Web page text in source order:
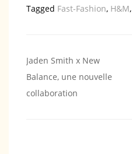
Tagged Fast-Fashion, H&M,
Navigation
de
l’article
Jaden Smith x New
Balance, une nouvelle
collaboration